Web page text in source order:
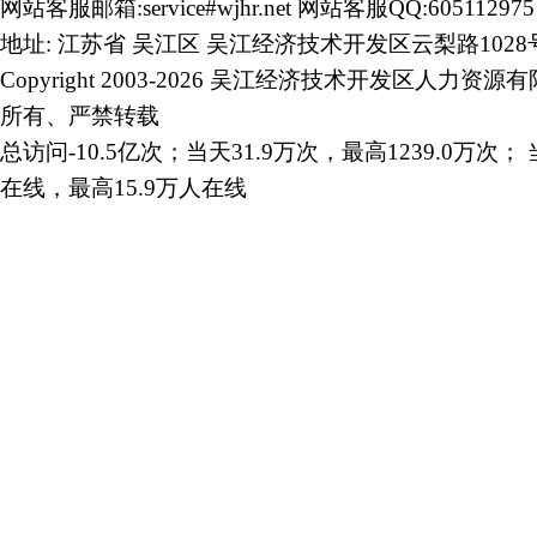
网站客服邮箱:service#wjhr.net 网站客服QQ:605112975
地址: 江苏省 吴江区 吴江经济技术开发区云梨路1028
Copyright 2003-2026 吴江经济技术开发区人力资源有
所有、严禁转载
总访问-10.5亿次；当天31.9万次，最高1239.0万次；
在线，最高15.9万人在线